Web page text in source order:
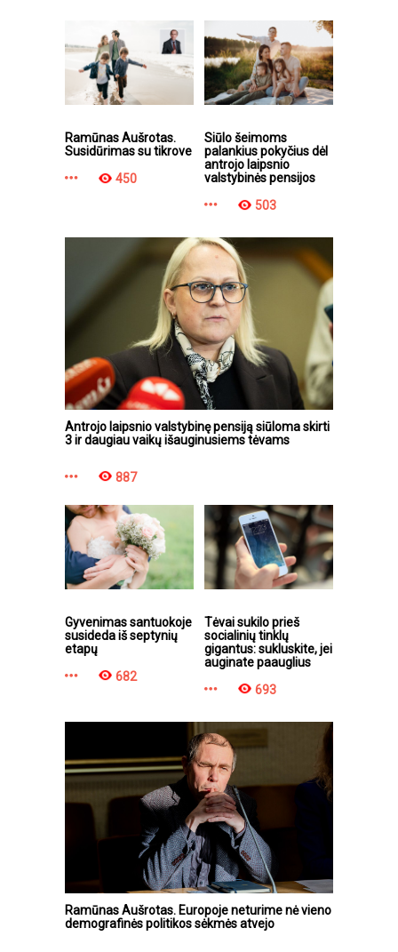
Ramūnas Aušrotas.
Susidūrimas su tikrove
450
Siūlo šeimoms
palankius pokyčius dėl
antrojo laipsnio
valstybinės pensijos
503
Antrojo laipsnio valstybinę pensiją siūloma skirti
3 ir daugiau vaikų išauginusiems tėvams
887
Gyvenimas santuokoje
susideda iš septynių
etapų
682
Tėvai sukilo prieš
socialinių tinklų
gigantus: sukluskite, jei
auginate paauglius
693
Ramūnas Aušrotas. Europoje neturime nė vieno
demografinės politikos sėkmės atvejo